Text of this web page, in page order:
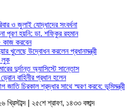
ও জুলাই যোদ্ধাদের সংবর্ধনা
পূরণ হয়নি: ডা. শফিকুর রহমান
কাজ করবেন
খুলেছে উদ্বোধন করলেন প্রধানমন্ত্রী
লুক
দুর্দান্ত অ্যাসিস্টে সান্তোস
ড্রোন বাহিনীর প্রধান হলেন
জাতি চিরকাল শ্রদ্ধার সাথে স্মরণ করবে: ভূমিমন্ত্রী
| ২৫শে শ্রাবণ, ১৪৩৩ বঙ্গাব্দ